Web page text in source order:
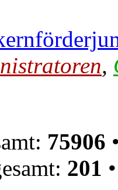
,
75906
201